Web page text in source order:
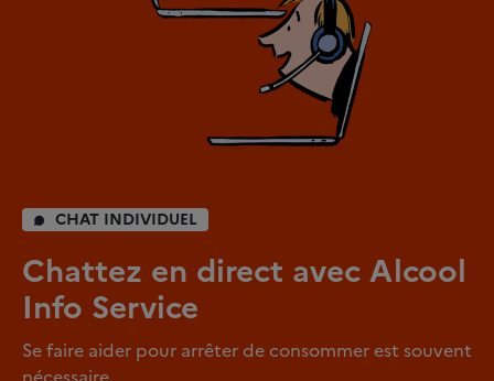
CHAT INDIVIDUEL
Chattez en direct avec Alcool
Info Service
Se faire aider pour arrêter de consommer est souvent